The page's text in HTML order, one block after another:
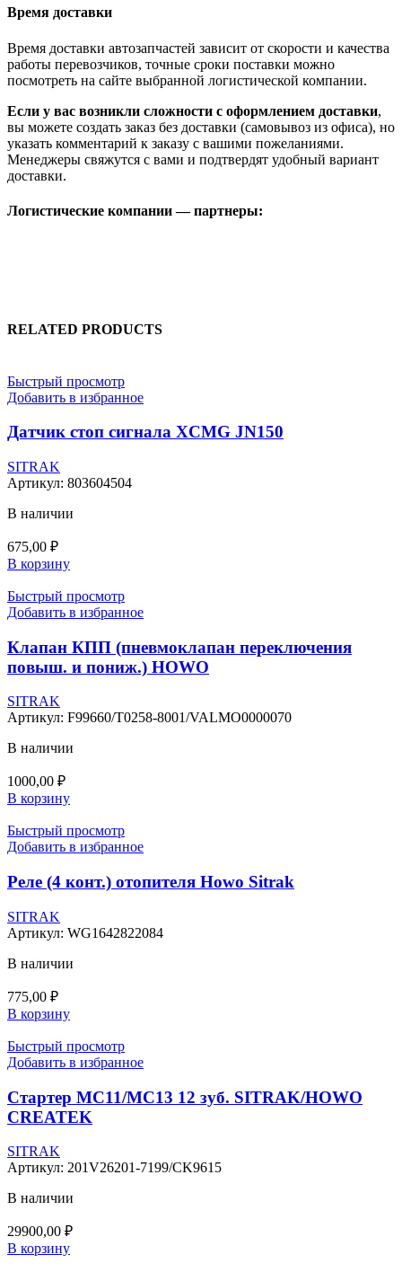
Время доставки
Время доставки автозапчастей зависит от скорости и качества
работы перевозчиков, точные сроки поставки можно
посмотреть на сайте выбранной логистической компании.
Если у вас возникли сложности с оформлением доставки,
вы можете создать заказ без доставки (самовывоз из офиса), но
указать комментарий к заказу с вашими пожеланиями.
Менеджеры свяжутся с вами и подтвердят удобный вариант
доставки.
Логистические компании — партнеры:
RELATED PRODUCTS
Быстрый просмотр
Добавить в избранное
Датчик стоп сигнала XCMG JN150
SITRAK
Артикул: 803604504
В наличии
675,00 ₽
В корзину
Быстрый просмотр
Добавить в избранное
Клапан КПП (пневмоклапан переключения
повыш. и пониж.) HOWO
SITRAK
Артикул: F99660/T0258-8001/VALMO0000070
В наличии
1000,00 ₽
В корзину
Быстрый просмотр
Добавить в избранное
Реле (4 конт.) отопителя Howo Sitrak
SITRAK
Артикул: WG1642822084
В наличии
775,00 ₽
В корзину
Быстрый просмотр
Добавить в избранное
Стартер MC11/MC13 12 зуб. SITRAK/HOWO
CREATEK
SITRAK
Артикул: 201V26201-7199/CK9615
В наличии
29900,00 ₽
В корзину